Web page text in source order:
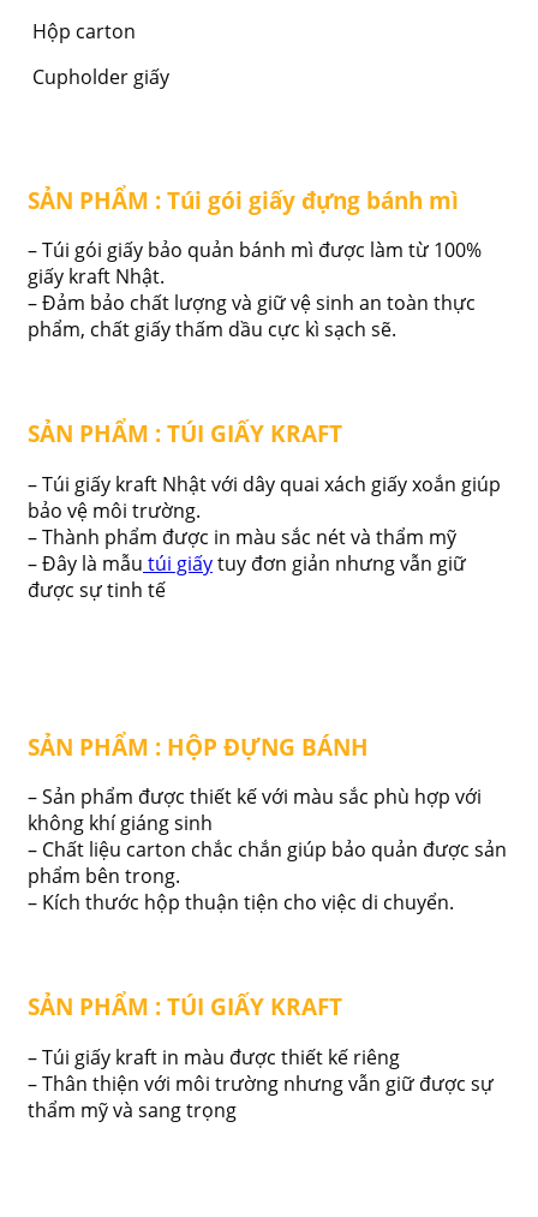
Hộp carton
Cupholder giấy
SẢN PHẨM : Túi gói giấy đựng bánh mì
– Túi gói giấy bảo quản bánh mì được làm từ 100%
giấy kraft Nhật.
– Đảm bảo chất lượng và giữ vệ sinh an toàn thực
phẩm, chất giấy thấm dầu cực kì sạch sẽ.
SẢN PHẨM : TÚI GIẤY KRAFT
– Túi giấy kraft Nhật với dây quai xách giấy xoắn giúp
bảo vệ môi trường.
– Thành phẩm được in màu sắc nét và thẩm mỹ
– Đây là mẫu túi giấytuy đơn giản nhưng vẫn giữ
được sự tinh tế
SẢN PHẨM : HỘP ĐỰNG BÁNH
– Sản phẩm được thiết kế với màu sắc phù hợp với
không khí giáng sinh
– Chất liệu carton chắc chắn giúp bảo quản được sản
phẩm bên trong.
– Kích thước hộp thuận tiện cho việc di chuyển.
SẢN PHẨM : TÚI GIẤY KRAFT
– Túi giấy kraft in màu được thiết kế riêng
– Thân thiện với môi trường nhưng vẫn giữ được sự
thẩm mỹ và sang trọng